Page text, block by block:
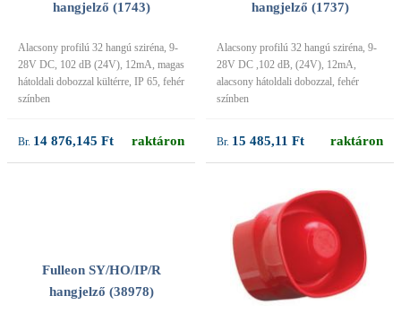
hangjelző (1743)
Alacsony profilú 32 hangú sziréna, 9-
28V DC, 102 dB (24V), 12mA, magas
hátoldali dobozzal kültérre, IP 65, fehér
színben
14 876,145 Ft raktáron
hangjelző (1737)
Alacsony profilú 32 hangú sziréna, 9-
28V DC ,102 dB, (24V), 12mA,
alacsony hátoldali dobozzal, fehér
színben
15 485,11 Ft raktáron
Fulleon SY/HO/IP/R
hangjelző (38978)